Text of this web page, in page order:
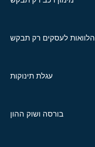
הלוואות לעסקים רק תבקש
עגלת תינוקות
בורסה ושוק ההון